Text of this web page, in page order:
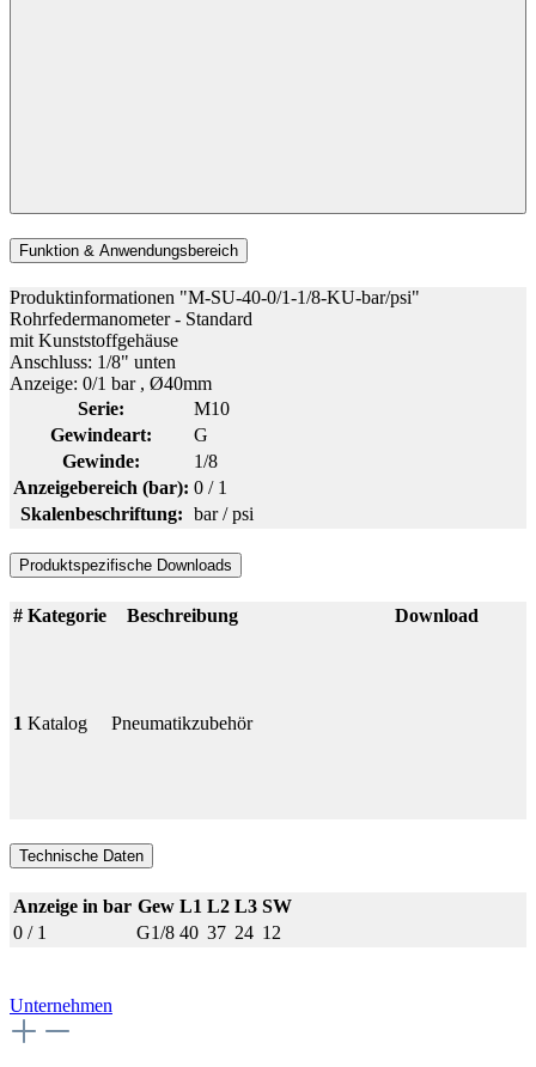
Funktion & Anwendungsbereich
Produktinformationen "M-SU-40-0/1-1/8-KU-bar/psi"
Rohrfedermanometer - Standard
mit Kunststoffgehäuse
Anschluss: 1/8" unten
Anzeige: 0/1 bar , Ø40mm
Serie:
M10
Gewindeart:
G
Gewinde:
1/8
Anzeigebereich (bar): 0 / 1
Skalenbeschriftung: bar / psi
Produktspezifische Downloads
# Kategorie Beschreibung Download
1 Katalog Pneumatikzubehör
Technische Daten
Anzeige in bar Gew L1 L2 L3 SW
0 / 1
G1/8 40 37 24 12
Unternehmen